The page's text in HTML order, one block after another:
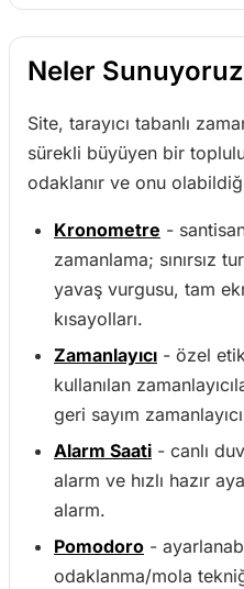
Neler Sunuyoruz
Site, tarayıcı tabanlı
sürekli büyüyen bir
odaklanır ve onu
Kronometre -
zamanlama; sınırsız
yavaş vurgusu, tam
kısayolları.
Zamanlayıcı - özel
kullanılan
geri sayım
Alarm Saati - canlı
alarm ve hızlı hazır
alarm.
Pomodoro -
odaklanma/mola